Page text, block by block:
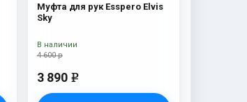
Муфта для рук Esspero Elvis
Sky
4 600 р
3 890 e
В наличии